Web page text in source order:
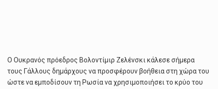
Ο Ουκρανός πρόεδρος Βολοντίμιρ Ζελένσκι κάλεσε σήμερα
τους Γάλλους δημάρχους να προσφέρουν βοήθεια στη χώρα του
ώστε να εμποδίσουν τη Ρωσία να χρησιμοποιήσει το κρύο του